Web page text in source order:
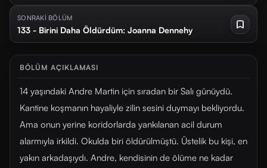
SONRAKİ BÖLÜM
133 - Birini Daha Öldürdüm: Joanna Dennehy
BÖLÜM AÇIKLAMASI
14 yaşındaki Andre Martin için sıradan bir Salı günüydü.
Kantine koşmanın hayaliyle zilin sesini duymayı bekliyordu.
Ama onun yerine koridorlarda yankılanan acil durum
alarmıyla irkildi. Okulda biri öldürülmüştü. Üstelik bu kişi, en
yakın arkadaşıydı. Andre, kendisinin de ölüme ne kadar